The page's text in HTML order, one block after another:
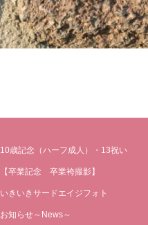
10歳記念（ハーフ成人）・13祝い
【卒業記念 卒業袴撮影】
いきいきサードエイジフォト
お知らせ～News～